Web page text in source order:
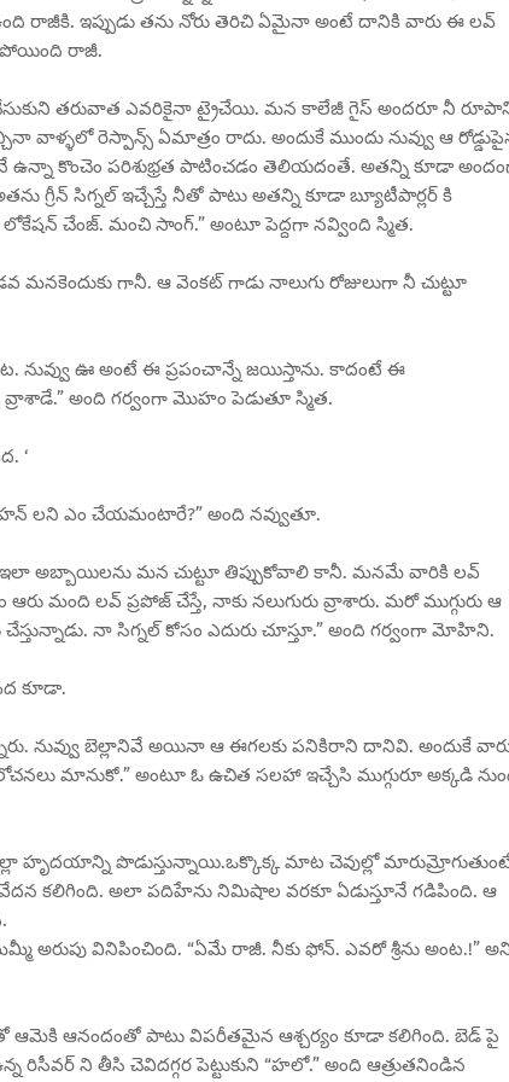
రాజీకి. ఇప్పుడు తను నోరు తెరిచి ఏమైనా అంటే దానికి వారు ఈ లవ్
రాజీ.
తరువాత ఎవరికైనా ట్రైచేయి. మన కాలేజీ గైస్ అందరూ నీ
రెస్పాన్స్ ఏమాత్రం రాదు. అందుకే ముందు నువ్వు ఆ
ఉన్నా కొంచెం పరిశుభ్రత పాటించడం తెలియదంతే. అతన్ని కూడా
గ్రీన్ సిగ్నల్ ఇచ్చేస్తే నీతో పాటు అతన్ని కూడా బ్యూటీపార్లర్ కి
లోకేషన్ చేంజ్. మంచి సాంగ్.” అంటూ పెద్దగా నవ్వింది స్మిత.
గానీ. ఆ వెంకట్ గాడు నాలుగు రోజులుగా నీ చుట్టూ
నువ్వు ఊ అంటే ఈ ప్రపంచాన్నే జయిస్తాను. కాదంటే ఈ
అంది గర్వంగా మొహం పెడుతూ స్మిత.
‘
లని ఎం చేయమంటారే?” అంది నవ్వుతూ.
అబ్బాయిలను మన చుట్టూ తిప్పుకోవాలి కానీ. మనమే వారికి లవ్
మంది లవ్ ప్రపోజ్ చేస్తే, నాకు నలుగురు వ్రాశారు. మరో ముగ్గురు ఆ
నా సిగ్నల్ కోసం ఎదురు చూస్తూ.” అంది గర్వంగా మోహిని.
కూడా.
నువ్వు బెల్లానివే అయినా ఆ ఈగలకు పనికిరాని దానివి. అందుకే
మానుకో.” అంటూ ఓ ఉచిత సలహా ఇచ్చేసి ముగ్గురూ అక్కడి
హృదయాన్ని పొడుస్తున్నాయి.ఒక్కొక్క మాట చెవుల్లో
కలిగింది. అలా పదిహేను నిమిషాల వరకూ ఏడుస్తూనే గడిపింది. ఆ
అరుపు వినిపించింది. “ఏమే రాజీ. నీకు ఫోన్. ఎవరో శ్రీను అంట.!”
ఆనందంతో పాటు విపరీతమైన ఆశ్చర్యం కూడా కలిగింది. బెడ్ పై
రిసీవర్ ని తీసి చెవిదగ్గర పెట్టుకుని “హలో.” అంది ఆత్రుతనిండిన